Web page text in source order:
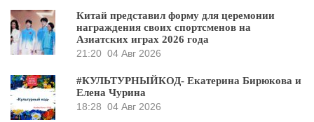
Китай представил форму для церемонии
награждения своих спортсменов на
Азиатских играх 2026 года
21:20 04 Авг 2026
#КУЛЬТУРНЫЙКОД- Екатерина Бирюкова и
Елена Чурина
18:28 04 Авг 2026